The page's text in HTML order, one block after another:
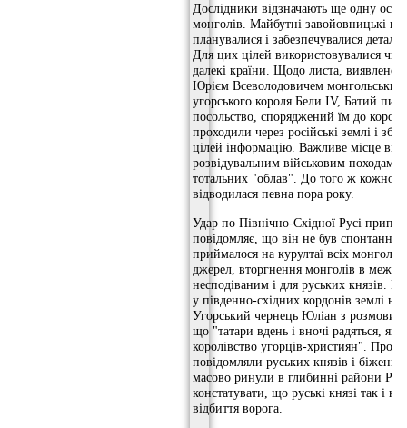
Дослідники відзначають ще одну
монголів. Майбутні завойовницькі
планувалися і забезпечувалися
Для цих цілей використовувалися
далекі країни. Щодо листа,
Юрієм Всеволодовичем монгольських
угорського короля Бели IV, Батий
посольство, споряджений їм до
проходили через російські землі і
цілей інформацію. Важливе місце
розвідувальним військовим походам
тотальних "облав". До того ж кожному
відводилася певна пора року.
Удар по Північно-Східної Русі
повідомляє, що він не був
приймалося на курултаї всіх
джерел, вторгнення монголів в межі
несподіваним і для руських князів.
у південно-східних кордонів землі
Угорський чернець Юліан з розмови з
що "татари вдень і вночі радяться, як
королівство угорців-християн". Про
повідомляли руських князів і
масово ринули в глибинні райони
констатувати, що руські князі так і
відбиття ворога.